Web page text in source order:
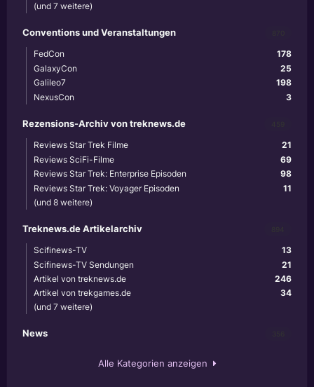
(und 7 weitere)
Conventions und Veranstaltungen
178
FedCon
25
GalaxyCon
198
Galileo7
3
NexusCon
Rezensions-Archiv von treknews.de
21
Reviews Star Trek Filme
69
Reviews SciFi-Filme
98
Reviews Star Trek: Enterprise Episoden
11
Reviews Star Trek: Voyager Episoden
(und 8 weitere)
Treknews.de Artikelarchiv
13
Scifinews-TV
21
Scifinews-TV Sendungen
246
Artikel von treknews.de
34
Artikel von trekgames.de
(und 7 weitere)
News
Alle Kategorien anzeigen